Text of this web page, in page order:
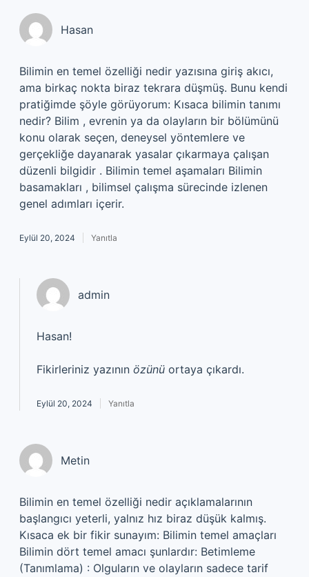
Hasan
Bilimin en temel özelliği nedir yazısına giriş akıcı,
ama birkaç nokta biraz tekrara düşmüş. Bunu kendi
pratiğimde şöyle görüyorum: Kısaca bilimin tanımı
nedir? Bilim , evrenin ya da olayların bir bölümünü
konu olarak seçen, deneysel yöntemlere ve
gerçekliğe dayanarak yasalar çıkarmaya çalışan
düzenli bilgidir . Bilimin temel aşamaları Bilimin
basamakları , bilimsel çalışma sürecinde izlenen
genel adımları içerir.
Eylül 20, 2024 Yanıtla
admin
Hasan!
Fikirleriniz yazının özünü ortaya çıkardı.
Eylül 20, 2024 Yanıtla
Metin
Bilimin en temel özelliği nedir açıklamalarının
başlangıcı yeterli, yalnız hız biraz düşük kalmış.
Kısaca ek bir fikir sunayım: Bilimin temel amaçları
Bilimin dört temel amacı şunlardır: Betimleme
(Tanımlama) : Olguların ve olayların sadece tarif